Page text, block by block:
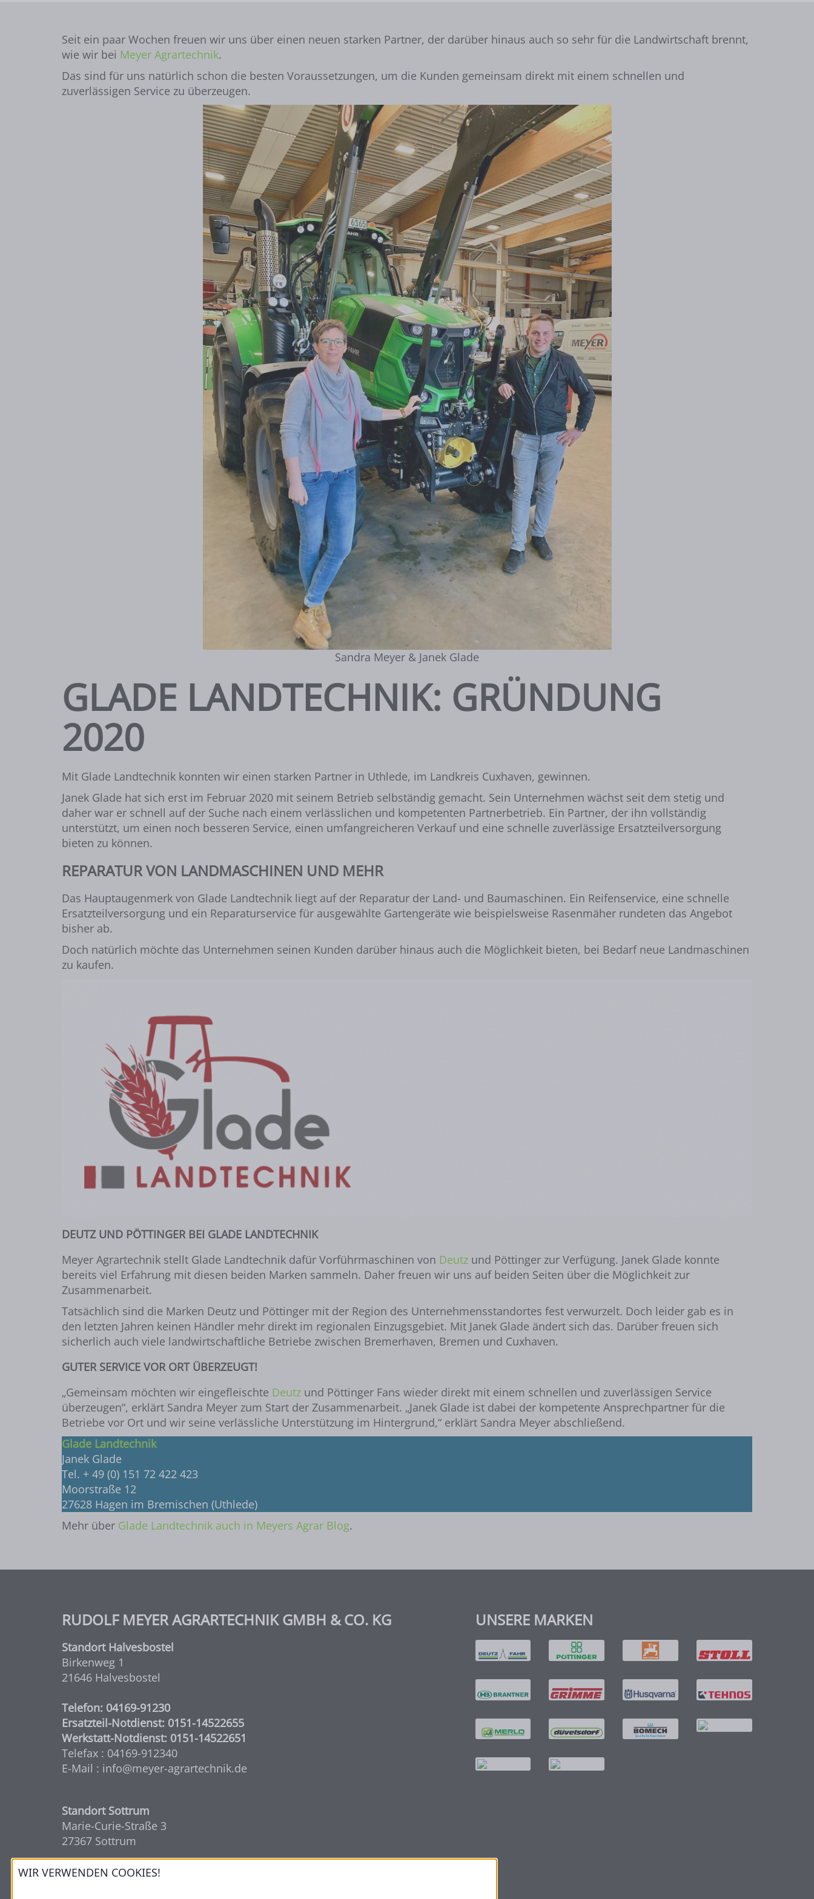
Seit ein paar Wochen freuen wir uns über einen neuen starken Partner, der darüber hinaus auch so sehr für die Landwirtschaft brennt,
wie wir bei Meyer Agrartechnik.
Das sind für uns natürlich schon die besten Voraussetzungen, um die Kunden gemeinsam direkt mit einem schnellen und
zuverlässigen Service zu überzeugen.
Sandra Meyer & Janek Glade
GLADE LANDTECHNIK: GRÜNDUNG
2020
Mit Glade Landtechnik konnten wir einen starken Partner in Uthlede, im Landkreis Cuxhaven, gewinnen.
Janek Glade hat sich erst im Februar 2020 mit seinem Betrieb selbständig gemacht. Sein Unternehmen wächst seit dem stetig und
daher war er schnell auf der Suche nach einem verlässlichen und kompetenten Partnerbetrieb. Ein Partner, der ihn vollständig
unterstützt, um einen noch besseren Service, einen umfangreicheren Verkauf und eine schnelle zuverlässige Ersatzteilversorgung
bieten zu können.
REPARATUR VON LANDMASCHINEN UND MEHR
Das Hauptaugenmerk von Glade Landtechnik liegt auf der Reparatur der Land- und Baumaschinen. Ein Reifenservice, eine schnelle
Ersatzteilversorgung und ein Reparaturservice für ausgewählte Gartengeräte wie beispielsweise Rasenmäher rundeten das Angebot
bisher ab.
Doch natürlich möchte das Unternehmen seinen Kunden darüber hinaus auch die Möglichkeit bieten, bei Bedarf neue Landmaschinen
zu kaufen.
DEUTZ UND PÖTTINGER BEI GLADE LANDTECHNIK
Meyer Agrartechnik stellt Glade Landtechnik dafür Vorführmaschinen von Deutz und Pöttinger zur Verfügung. Janek Glade konnte
bereits viel Erfahrung mit diesen beiden Marken sammeln. Daher freuen wir uns auf beiden Seiten über die Möglichkeit zur
Zusammenarbeit.
Tatsächlich sind die Marken Deutz und Pöttinger mit der Region des Unternehmensstandortes fest verwurzelt. Doch leider gab es in
den letzten Jahren keinen Händler mehr direkt im regionalen Einzugsgebiet. Mit Janek Glade ändert sich das. Darüber freuen sich
sicherlich auch viele landwirtschaftliche Betriebe zwischen Bremerhaven, Bremen und Cuxhaven.
GUTER SERVICE VOR ORT ÜBERZEUGT!
„Gemeinsam möchten wir eingefleischte Deutz und Pöttinger Fans wieder direkt mit einem schnellen und zuverlässigen Service
überzeugen“, erklärt Sandra Meyer zum Start der Zusammenarbeit. „Janek Glade ist dabei der kompetente Ansprechpartner für die
Betriebe vor Ort und wir seine verlässliche Unterstützung im Hintergrund,“ erklärt Sandra Meyer abschließend.
Glade Landtechnik
Janek Glade
Tel. + 49 (0) 151 72 422 423
Moorstraße 12
27628 Hagen im Bremischen (Uthlede)
Mehr über Glade Landtechnik auch in Meyers Agrar Blog.
RUDOLF MEYER AGRARTECHNIK GMBH & CO. KG
Standort Halvesbostel
Birkenweg 1
21646 Halvesbostel
Telefon: 04169-91230
Ersatzteil-Notdienst: 0151-14522655
Werkstatt-Notdienst: 0151-14522651
Telefax : 04169-912340
E-Mail : info@meyer-agrartechnik.de
Standort Sottrum
Marie-Curie-Straße 3
27367 Sottrum
Telefon: 04264-613030
UNSERE MARKEN
WIR VERWENDEN COOKIES!